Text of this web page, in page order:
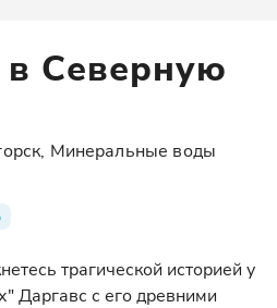
в Северную
Минеральные воды
трагической историей у
Даргавс с его древними